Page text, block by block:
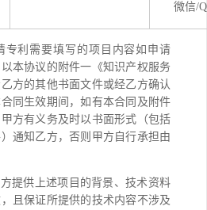
微信/
专利需要填写的项目 内容如申请
本协议的附件一《知识产权服务
方的其他书面文件或经乙方确认
同生效期间，如有本合同及附件
方有义务及时以书面形式（包括
通知乙方， 否则甲方自行承担由
提供上述项目的背景、技术资料
且保证所提供的技术内容不涉及